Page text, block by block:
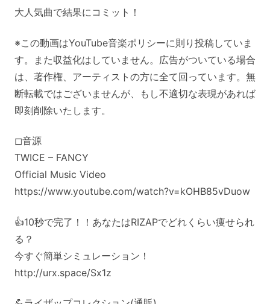
大人気曲で結果にコミット！
※この動画はYouTube音楽ポリシーに則り投稿していま
す。また収益化はしていません。広告がついている場合
は、著作権、アーティストの方に全て回っています。無
断転載ではございませんが、もし不適切な表現があれば
即刻削除いたします。
◻︎音源
TWICE – FANCY
Official Music Video
https://www.youtube.com/watch?v=kOHB85vDuow
👍10秒で完了！！あなたはRIZAPでどれくらい痩せられ
る？
今すぐ簡単シミュレーション！
http://urx.space/Sx1z